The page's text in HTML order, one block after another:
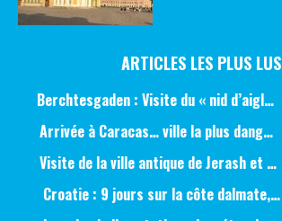
ARTICLES LES PLUS LUS
Berchtesgaden : Visite du « nid d’aigle » et des bunkers d’Hitler
Arrivée à Caracas… ville la plus dangereuse du monde (jour 1)
Visite de la ville antique de Jerash et du château d’Ajlun (jour 1)
Croatie : 9 jours sur la côte dalmate, de Split à Dubrovnik, en passant par Hvar et Mjlet